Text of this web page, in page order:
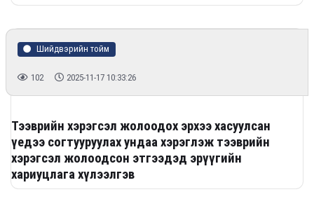
Шийдвэрийн тойм
102 2025-11-17 10:33:26
Тээврийн хэрэгсэл жолоодох эрхээ хасуулсан
үедээ согтууруулах ундаа хэрэглэж тээврийн
хэрэгсэл жолоодсон этгээдэд эрүүгийн
хариуцлага хүлээлгэв